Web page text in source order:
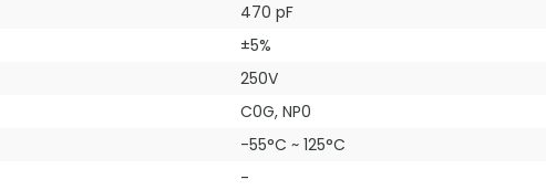
470 pF
±5%
250V
C0G, NP0
-55°C ~ 125°C
-